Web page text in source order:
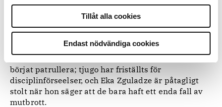
Tillåt alla cookies
Endast nödvändiga cookies
– Vi vill skaka om systemet; vädra ut all politisk
detaljstyrning, men det är samtidigt nödvändigt att
vi inte tappar kontrollen, säger Eka Zguladze.
Patrullpolisen rullas nu uti stad efter stad och hittills
har allt fungerat bra. Fyra tusen nya poliser har
börjat patrullera; tjugo har friställts för
disciplinförseelser, och Eka Zguladze är påtagligt
stolt när hon säger att de bara haft ett enda fall av
mutbrott.